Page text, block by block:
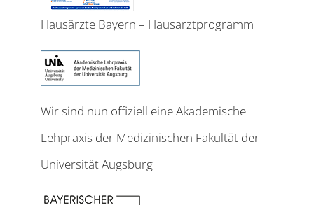
Hausärzte Bayern – Hausarztprogramm
Wir sind nun offiziell eine Akademische
Lehpraxis der Medizinischen Fakultät der
Universität Augsburg